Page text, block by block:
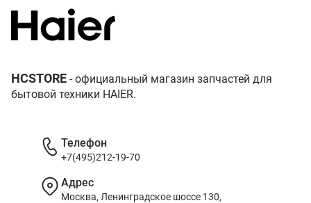
HCSTORE - официальный магазин запчастей для
бытовой техники HAIER.
Телефон
+7(495)212-19-70
Адрес
Москва, Ленинградское шоссе 130,